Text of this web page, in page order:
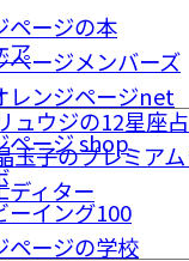
ア
ュウジの12星座
玉子のプレミア
ディター
ページの本
ページメンバーズ
レンジページnet
ページ shop
ーイング100
ページの学校